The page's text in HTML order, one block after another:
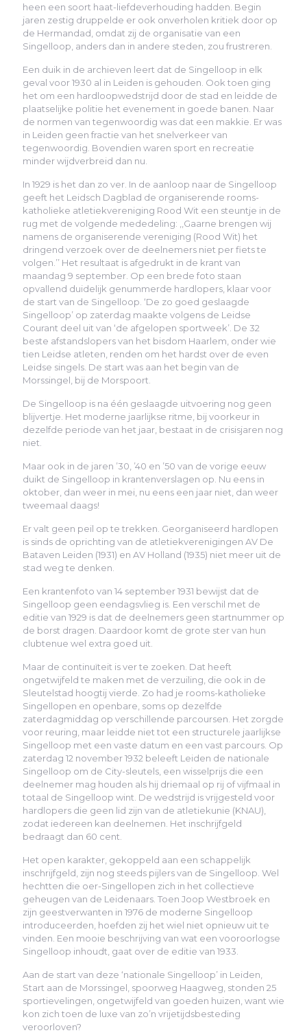
heen een soort haat-liefdeverhouding hadden. Begin
jaren zestig druppelde er ook onverholen kritiek door op
de Hermandad, omdat zij de organisatie van een
Singelloop, anders dan in andere steden, zou frustreren.
Een duik in de archieven leert dat de Singelloop in elk
geval voor 1930 al in Leiden is gehouden. Ook toen ging
het om een hardloopwedstrijd door de stad en leidde de
plaatselijke politie het evenement in goede banen. Naar
de normen van tegenwoordig was dat een makkie. Er was
in Leiden geen fractie van het snelverkeer van
tegenwoordig. Bovendien waren sport en recreatie
minder wijdverbreid dan nu.
In 1929 is het dan zo ver. In de aanloop naar de Singelloop
geeft het Leidsch Dagblad de organiserende rooms-
katholieke atletiekvereniging Rood Wit een steuntje in de
rug met de volgende mededeling: ,,Gaarne brengen wij
namens de organiserende vereniging (Rood Wit) het
dringend verzoek over de deelnemers niet per fiets te
volgen.’’ Het resultaat is afgedrukt in de krant van
maandag 9 september. Op een brede foto staan
opvallend duidelijk genummerde hardlopers, klaar voor
de start van de Singelloop. ‘De zo goed geslaagde
Singelloop’ op zaterdag maakte volgens de Leidse
Courant deel uit van ‘de afgelopen sportweek’. De 32
beste afstandslopers van het bisdom Haarlem, onder wie
tien Leidse atleten, renden om het hardst over de even
Leidse singels. De start was aan het begin van de
Morssingel, bij de Morspoort.
De Singelloop is na één geslaagde uitvoering nog geen
blijvertje. Het moderne jaarlijkse ritme, bij voorkeur in
dezelfde periode van het jaar, bestaat in de crisisjaren nog
niet.
Maar ook in de jaren ’30, ’40 en ’50 van de vorige eeuw
duikt de Singelloop in krantenverslagen op. Nu eens in
oktober, dan weer in mei, nu eens een jaar niet, dan weer
tweemaal daags!
Er valt geen peil op te trekken. Georganiseerd hardlopen
is sinds de oprichting van de atletiekverenigingen AV De
Bataven Leiden (1931) en AV Holland (1935) niet meer uit de
stad weg te denken.
Een krantenfoto van 14 september 1931 bewijst dat de
Singelloop geen eendagsvlieg is. Een verschil met de
editie van 1929 is dat de deelnemers geen startnummer op
de borst dragen. Daardoor komt de grote ster van hun
clubtenue wel extra goed uit.
Maar de continuïteit is ver te zoeken. Dat heeft
ongetwijfeld te maken met de verzuiling, die ook in de
Sleutelstad hoogtij vierde. Zo had je rooms-katholieke
Singellopen en openbare, soms op dezelfde
zaterdagmiddag op verschillende parcoursen. Het zorgde
voor reuring, maar leidde niet tot een structurele jaarlijkse
Singelloop met een vaste datum en een vast parcours. Op
zaterdag 12 november 1932 beleeft Leiden de nationale
Singelloop om de City-sleutels, een wisselprijs die een
deelnemer mag houden als hij driemaal op rij of vijfmaal in
totaal de Singelloop wint. De wedstrijd is vrijgesteld voor
hardlopers die geen lid zijn van de atletiekunie (KNAU),
zodat iedereen kan deelnemen. Het inschrijfgeld
bedraagt dan 60 cent.
Het open karakter, gekoppeld aan een schappelijk
inschrijfgeld, zijn nog steeds pijlers van de Singelloop. Wel
hechtten die oer-Singellopen zich in het collectieve
geheugen van de Leidenaars. Toen Joop Westbroek en
zijn geestverwanten in 1976 de moderne Singelloop
introduceerden, hoefden zij het wiel niet opnieuw uit te
vinden. Een mooie beschrijving van wat een vooroorlogse
Singelloop inhoudt, gaat over de editie van 1933.
Aan de start van deze ‘nationale Singelloop’ in Leiden,
Start aan de Morssingel, spoorweg Haagweg, stonden 25
sportievelingen, ongetwijfeld van goeden huizen, want wie
kon zich toen de luxe van zo’n vrijetijdsbesteding
veroorloven?